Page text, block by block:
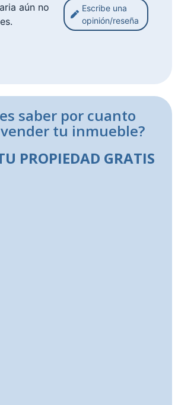
aún no
Escribe una
opinión/reseña
saber por cuanto
tu inmueble?
PROPIEDAD GRATIS